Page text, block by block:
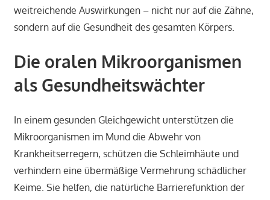
weitreichende Auswirkungen – nicht nur auf die Zähne,
sondern auf die Gesundheit des gesamten Körpers.
Die oralen Mikroorganismen
als Gesundheitswächter
In einem gesunden Gleichgewicht unterstützen die
Mikroorganismen im Mund die Abwehr von
Krankheitserregern, schützen die Schleimhäute und
verhindern eine übermäßige Vermehrung schädlicher
Keime. Sie helfen, die natürliche Barrierefunktion der